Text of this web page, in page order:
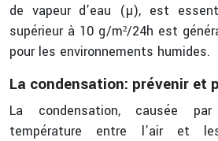
de vapeur d’eau (µ), est
supérieur à 10 g/m²/24h est
pour les environnements humides.
La condensation: prévenir et
La condensation, causée
température entre l’air et